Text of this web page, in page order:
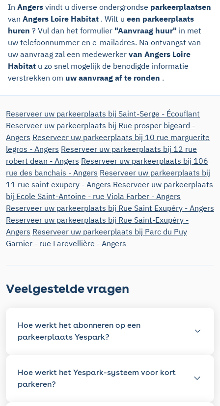
In Angers vindt u diverse ondergrondse parkeerplaatsen
van Angers Loire Habitat . Wilt u een parkeerplaats
huren ? Vul dan het formulier "Aanvraag huur" in met
uw telefoonnummer en e-mailadres. Na ontvangst van
uw aanvraag zal een medewerker van Angers Loire
Habitat u zo snel mogelijk de benodigde informatie
verstrekken om uw aanvraag af te ronden .
Reserveer uw parkeerplaats bij Saint-Serge - Écouflant
Reserveer uw parkeerplaats bij Rue prosper bigeard -
Angers Reserveer uw parkeerplaats bij 10 rue marguerite
legros - Angers Reserveer uw parkeerplaats bij 12 rue
robert dean - Angers Reserveer uw parkeerplaats bij 106
rue des banchais - Angers Reserveer uw parkeerplaats bij
11 rue saint exupery - Angers Reserveer uw parkeerplaats
bij Ecole Saint-Antoine - rue Viola Farber - Angers
Reserveer uw parkeerplaats bij Rue Saint Exupéry - Angers
Reserveer uw parkeerplaats bij Rue Saint-Exupéry -
Angers Reserveer uw parkeerplaats bij Parc du Puy
Garnier - rue Larevellière - Angers
Veelgestelde vragen
Hoe werkt het abonneren op een
parkeerplaats Yespark?
Hoe werkt het Yespark-systeem voor kort
parkeren?